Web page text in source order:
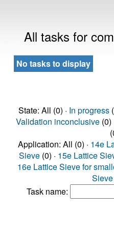
All tasks for
No tasks to display
State: All (0) · In progress
Validation inconclusive(0)
Application: All (0) · 14e
Sieve (0) · 15e Lattice
16e Lattice Sieve for
Task name: